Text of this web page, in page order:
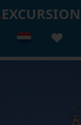
EXCURSION